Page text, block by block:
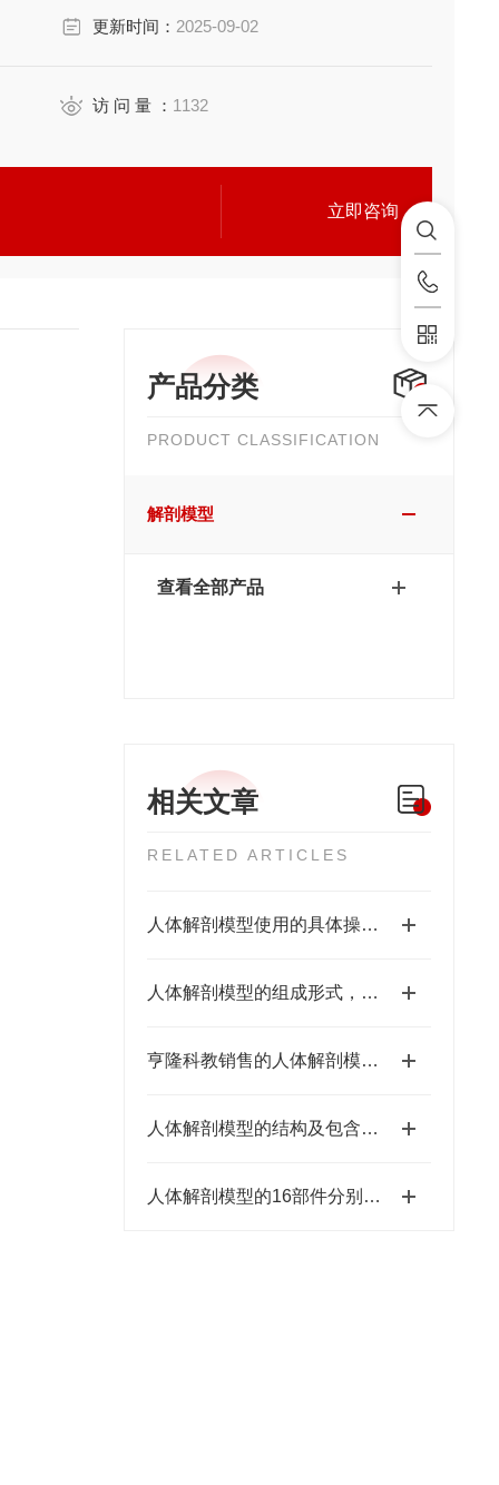
更新时间： 2025-09-02
访 问 量 ： 1132
立即咨询
产品分类
PRODUCT CLASSIFICATION
解剖模型
查看全部产品
相关文章
RELATED ARTICLES
人体解剖模型使用的具体操作步骤
人体解剖模型的组成形式，都有哪些器官呢
亨隆科教销售的人体解剖模型有各种尺寸规格的
人体解剖模型的结构及包含的完整课程
人体解剖模型的16部件分别是哪些